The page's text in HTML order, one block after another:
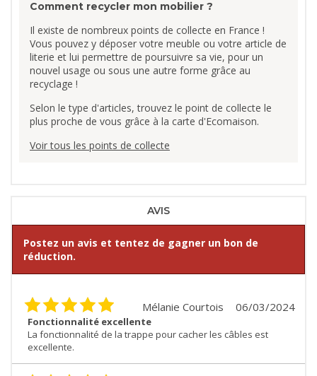
Comment recycler mon mobilier ?
Il existe de nombreux points de collecte en France !
Vous pouvez y déposer votre meuble ou votre article de
literie et lui permettre de poursuivre sa vie, pour un
nouvel usage ou sous une autre forme grâce au
recyclage !
Selon le type d'articles, trouvez le point de collecte le
plus proche de vous grâce à la carte d'Ecomaison.
Voir tous les points de collecte
AVIS
Postez un avis et tentez de gagner un bon de
réduction.
06/03/2024
Mélanie Courtois
Fonctionnalité excellente
La fonctionnalité de la trappe pour cacher les câbles est
excellente.